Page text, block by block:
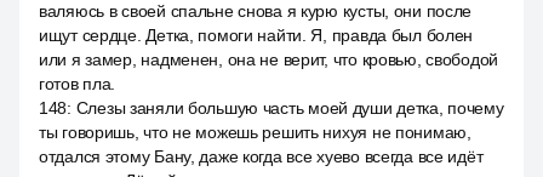
валяюсь в своей спальне снова я курю кусты, они после
ищут сердце. Детка, помоги найти. Я, правда был болен
или я замер, надменен, она не верит, что кровью, свободой
готов пла.
148: Слезы заняли большую часть моей души детка, почему
ты говоришь, что не можешь решить нихуя не понимаю,
отдался этому Бану, даже когда все хуево всегда все идёт